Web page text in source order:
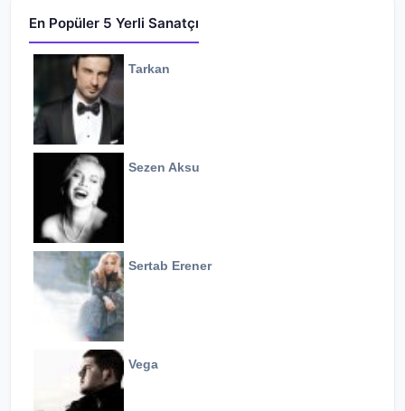
En Popüler 5 Yerli Sanatçı
Tarkan
Sezen Aksu
Sertab Erener
Vega